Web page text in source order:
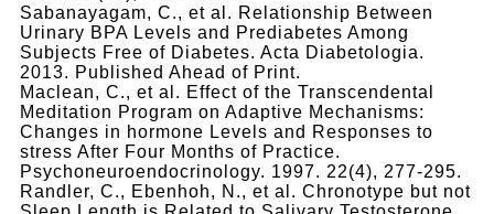
Sabanayagam, C., et al. Relationship Between
Urinary BPA Levels and Prediabetes Among
Subjects Free of Diabetes. Acta Diabetologia.
2013. Published Ahead of Print.
Maclean, C., et al. Effect of the Transcendental
Meditation Program on Adaptive Mechanisms:
Changes in hormone Levels and Responses to
stress After Four Months of Practice.
Psychoneuroendocrinology. 1997. 22(4), 277-295.
Randler, C., Ebenhoh, N., et al. Chronotype but not